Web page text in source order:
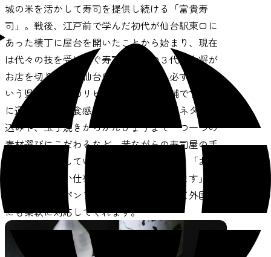
城の米を活かして寿司を提供し続ける「富貴寿
司」。戦後、江戸前で学んだ初代が仙台駅東口に
あった横丁に屋台を開いたことから始まり、現在
は代々の技を受け継ぐ寿司歴20年の３代目大将が
お店を切り盛り。仙台に来たらここへ必ず寄ると
いう県外や外国のリピーターも多い老舗です。口
に運んだときの食感を大事にした丁寧なネタの仕
込みや、玉子焼きからかんぴょうまで一つ一つの
素材選びにこだわるなど、昔ながらの寿司屋の手
仕事を大切にしているのがこの店の魅力。「お客
様を裏切らない仕事をしたいと思っています」と
話す大将は、パンフレットなどを駆使して外国語
にも柔軟に対応してくれます。